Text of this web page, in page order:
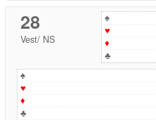
28
Vest/ NS
♠
♥
♦
♣
♠
♥
♦
♣